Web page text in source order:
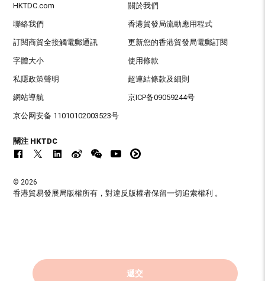
遞交
HKTDC.com 關於我們
聯絡我們 香港貿發局流動應用程式
訂閱商貿全接觸電郵通訊 更新您的香港貿發局電郵訂閱
字體大小 使用條款
私隱政策聲明 超連結條款及細則
網站導航 京ICP备09059244号
京公网安备 11010102003523号
關注 HKTDC
© 2026
香港貿易發展局版權所有，對違反版權者保留一切追索權利 。